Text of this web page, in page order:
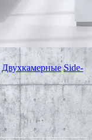
Двухкамерные Side-